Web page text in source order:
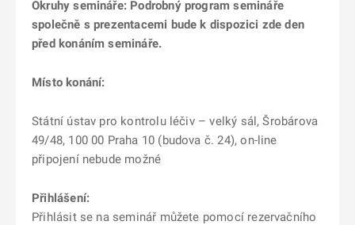
Okruhy semináře: Podrobný program semináře
společně s prezentacemi bude k dispozici zde den
před konáním semináře.
Místo konání:
Státní ústav pro kontrolu léčiv – velký sál, Šrobárova
49/48, 100 00 Praha 10 (budova č. 24), on-line
připojení nebude možné
Přihlášení:
Přihlásit se na seminář můžete pomocí rezervačního